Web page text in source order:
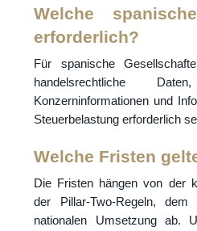
Welche
erforderlich?
Für spanische
handelsrechtliche
Konzerninformationen und
Steuerbelastung erforderlich
Welche Fristen
Die Fristen hängen von der
der Pillar-Two-Regeln,
nationalen Umsetzung ab.